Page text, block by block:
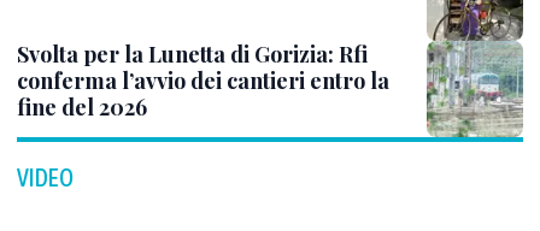
Svolta per la Lunetta di Gorizia: Rfi
conferma l’avvio dei cantieri entro la
fine del 2026
VIDEO